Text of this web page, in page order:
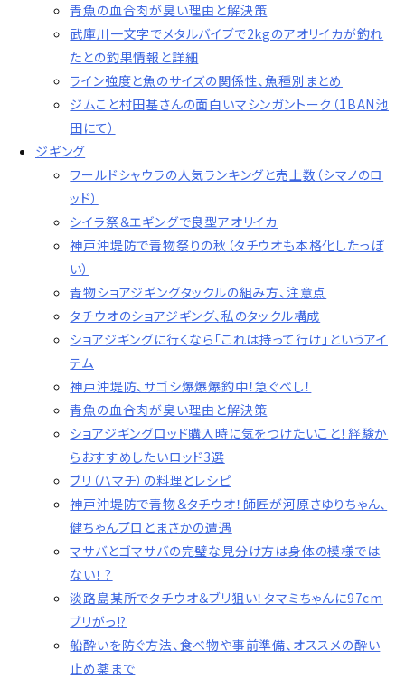
青魚の血合肉が臭い理由と解決策
武庫川一文字でメタルバイブで2kgのアオリイカが釣れ
たとの釣果情報と詳細
ライン強度と魚のサイズの関係性、魚種別まとめ
ジムこと村田基さんの面白いマシンガントーク（1BAN池
田にて）
ジギング
ワールドシャウラの人気ランキングと売上数（シマノのロ
ッド）
シイラ祭＆エギングで良型アオリイカ
神戸沖堤防で青物祭りの秋（タチウオも本格化したっぽ
い）
青物ショアジギングタックルの組み方、注意点
タチウオのショアジギング、私のタックル構成
ショアジギングに行くなら「これは持って行け」というアイ
テム
神戸沖堤防、サゴシ爆爆爆釣中！急ぐべし！
青魚の血合肉が臭い理由と解決策
ショアジギングロッド購入時に気をつけたいこと！経験か
らおすすめしたいロッド3選
ブリ（ハマチ）の料理とレシピ
神戸沖堤防で青物＆タチウオ！師匠が河原さゆりちゃん、
健ちゃんプロとまさかの遭遇
マサバとゴマサバの完璧な見分け方は身体の模様では
ない！？
淡路島某所でタチウオ＆ブリ狙い！タマミちゃんに97cm
ブリがっ!?
船酔いを防ぐ方法、食べ物や事前準備、オススメの酔い
止め薬まで